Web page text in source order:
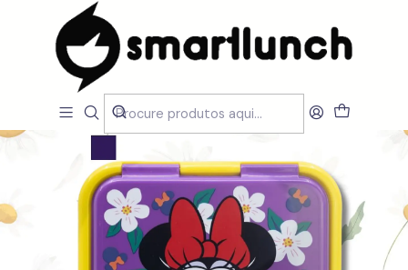
LOJA Marmitas Lancheiras